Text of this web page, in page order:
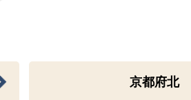
京都府北